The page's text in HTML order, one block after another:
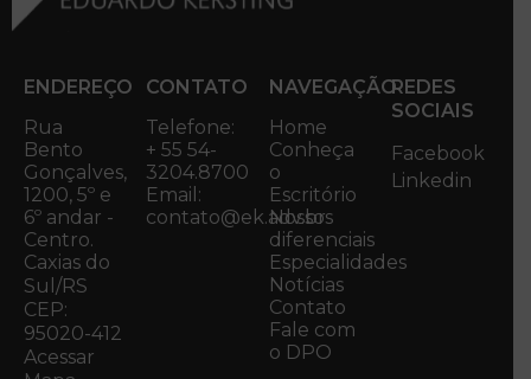
ENDEREÇO
Rua
Bento
Gonçalves,
1200, 5º e
6º andar -
Centro.
Caxias do
Sul/RS
CEP:
95020-412
Acessar
CONTATO
Telefone:
+ 55 54-
3204.8700
Email:
contato@ek.adv.br
NAVEGAÇÃO
Home
Conheça
o
Escritório
Nossos
diferenciais
Especialidades
Notícias
Contato
Fale com
o DPO
REDES
SOCIAIS
Facebook
Linkedin